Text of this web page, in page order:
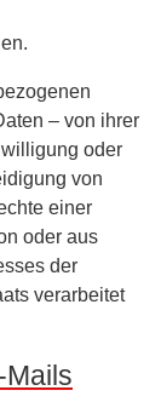
– von ihrer
oder
von
einer
oder aus
der
verarbeitet